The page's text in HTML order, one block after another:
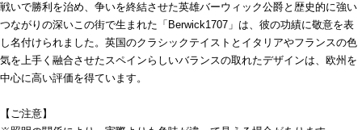
戦いで勝利を治め、争いを終結させた英雄バーウィック公爵と歴史的に強い
つながりの深いこの街で生まれた「Berwick1707」は、彼の功績に敬意を表
し名付けられました。英国のクラシックテイストとイタリアやフランスの色
気を上手く融合させたスペインらしいバランスの取れたデザインは、欧州を
中心に高い評価を得ています。
【ご注意】